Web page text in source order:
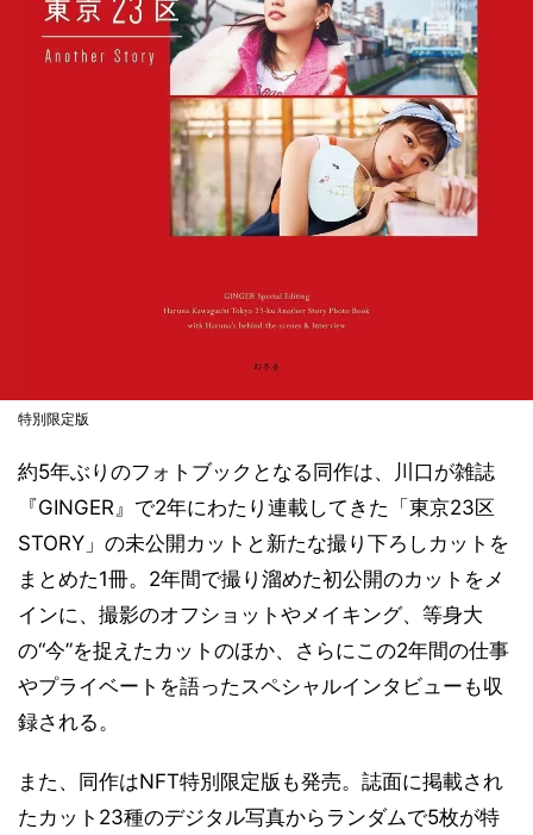
特別限定版
約5年ぶりのフォトブックとなる同作は、川口が雑誌
『GINGER』で2年にわたり連載してきた「東京23区
STORY」の未公開カットと新たな撮り下ろしカットを
まとめた1冊。2年間で撮り溜めた初公開のカットをメ
インに、撮影のオフショットやメイキング、等身大
の“今”を捉えたカットのほか、さらにこの2年間の仕事
やプライベートを語ったスペシャルインタビューも収
録される。
また、同作はNFT特別限定版も発売。誌面に掲載され
たカット23種のデジタル写真からランダムで5枚が特